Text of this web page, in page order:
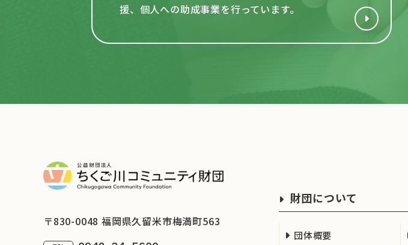
援、個人への助成事業を行っています。
〒830-0048 福岡県久留米市梅満町563
財団について
団体概要